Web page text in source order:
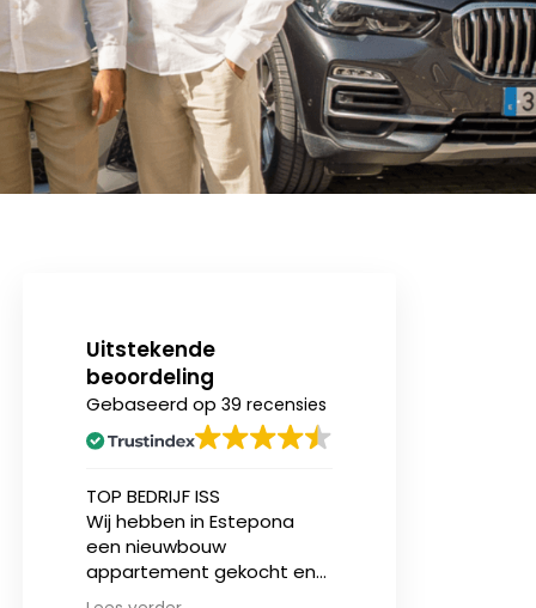
Uitstekende
beoordeling
Gebaseerd op 39 recensies
TOP BEDRIJF ISS
Wij hebben in Estepona
een nieuwbouw
appartement gekocht en
zijn geholpen door Jasper